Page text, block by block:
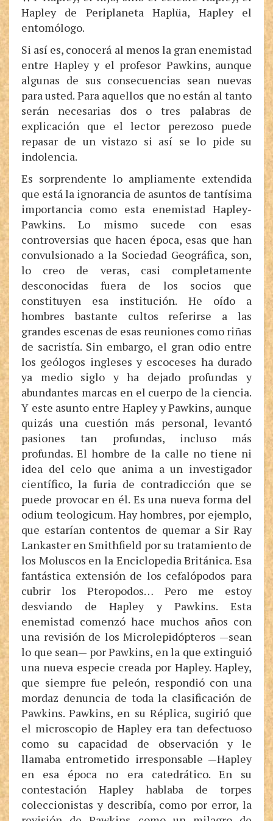
Hapley de Periplaneta Haplüa, Hapley el
entomólogo.
Si así es, conocerá al menos la gran enemistad
entre Hapley y el profesor Pawkins, aunque
algunas de sus consecuencias sean nuevas
para usted. Para aquellos que no están al tanto
serán necesarias dos o tres palabras de
explicación que el lector perezoso puede
repasar de un vistazo si así se lo pide su
indolencia.
Es sorprendente lo ampliamente extendida
que está la ignorancia de asuntos de tantísima
importancia como esta enemistad Hapley-
Pawkins. Lo mismo sucede con esas
controversias que hacen época, esas que han
convulsionado a la Sociedad Geográfica, son,
lo creo de veras, casi completamente
desconocidas fuera de los socios que
constituyen esa institución. He oído a
hombres bastante cultos referirse a las
grandes escenas de esas reuniones como riñas
de sacristía. Sin embargo, el gran odio entre
los geólogos ingleses y escoceses ha durado
ya medio siglo y ha dejado profundas y
abundantes marcas en el cuerpo de la ciencia.
Y este asunto entre Hapley y Pawkins, aunque
quizás una cuestión más personal, levantó
pasiones tan profundas, incluso más
profundas. El hombre de la calle no tiene ni
idea del celo que anima a un investigador
científico, la furia de contradicción que se
puede provocar en él. Es una nueva forma del
odium teologicum. Hay hombres, por ejemplo,
que estarían contentos de quemar a Sir Ray
Lankaster en Smithfield por su tratamiento de
los Moluscos en la Enciclopedia Británica. Esa
fantástica extensión de los cefalópodos para
cubrir los Pteropodos… Pero me estoy
desviando de Hapley y Pawkins. Esta
enemistad comenzó hace muchos años con
una revisión de los Microlepidópteros —sean
lo que sean— por Pawkins, en la que extinguió
una nueva especie creada por Hapley. Hapley,
que siempre fue peleón, respondió con una
mordaz denuncia de toda la clasificación de
Pawkins. Pawkins, en su Réplica, sugirió que
el microscopio de Hapley era tan defectuoso
como su capacidad de observación y le
llamaba entrometido irresponsable —Hapley
en esa época no era catedrático. En su
contestación Hapley hablaba de torpes
coleccionistas y describía, como por error, la